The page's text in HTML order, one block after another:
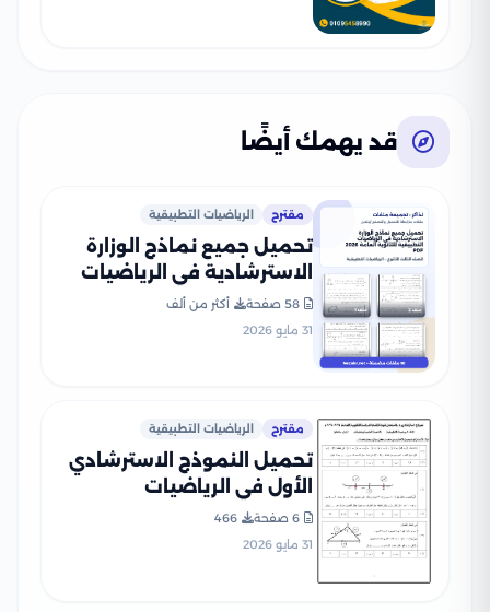
قد يهمك أيضًا
مقترح الرياضيات التطبيقية
تحميل جميع نماذج الوزارة
الاسترشادية في الرياضيات
التطبيقية للثانوية العامة
2026 PDF
58 صفحة
أكثر من ألف
31 مايو 2026
مقترح الرياضيات التطبيقية
تحميل النموذج الاسترشادي
الأول في الرياضيات
التطبيقية للثانوية العامة
2026 من وزارة التعليم PDF
6 صفحة
466
31 مايو 2026